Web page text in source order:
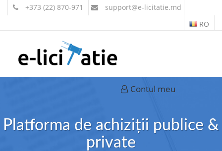
+373 (22) 870-971 support@e-licitatie.md
RO
Contul meu
Platforma de achiziții publice &
private